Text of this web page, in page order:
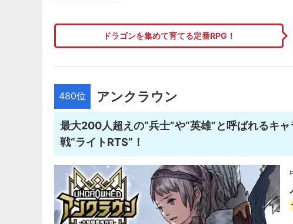
ドラゴンを集めて育てる定番RPG！
480位 アンクラウン
最大200人超えの“兵士”や“英雄”と呼ばれるキ
戦“ライトRTS”！